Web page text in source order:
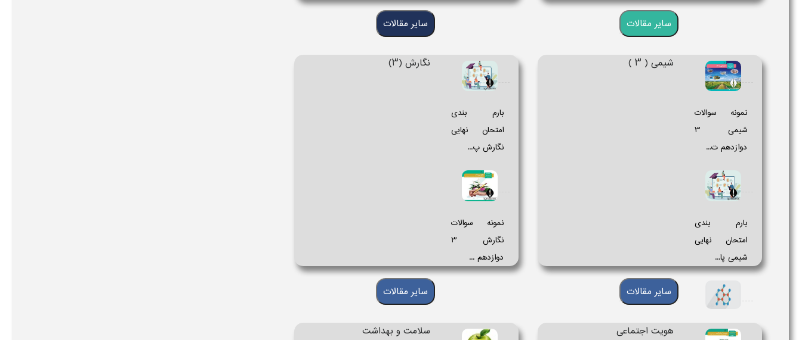
شیمی ( 3 )
نمونه سوالات
دوازدهم ت...
بارم بندی
امتحان نهایی
شیمی پا...
نمونه سوال
نگارش (3)
بارم بندی
امتحان نهایی
نگارش پ...
نمونه سوالات
دوازدهم ...
هویت اجتماعی سلامت و بهداشت